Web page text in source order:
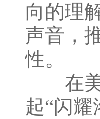
向的理
声音，
性。
在美
起“闪